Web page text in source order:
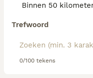
Trefwoord
0/100 tekens